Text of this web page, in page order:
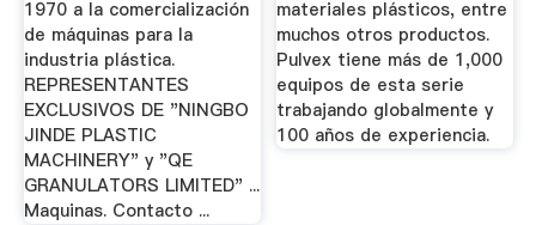
1970 a la comercialización
de máquinas para la
industria plástica.
REPRESENTANTES
EXCLUSIVOS DE "NINGBO
JINDE PLASTIC
MACHINERY" y "QE
GRANULATORS LIMITED" ...
Maquinas. Contacto ...
materiales plásticos, entre
muchos otros productos.
Pulvex tiene más de 1,000
equipos de esta serie
trabajando globalmente y
100 años de experiencia.